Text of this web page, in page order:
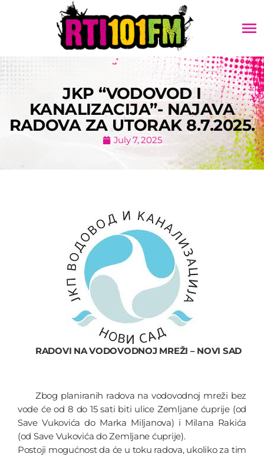
menu
JKP “VODOVOD I
KANALIZACIJA”- NAJAVA
RADOVA ZA UTORAK 8.7.2025.
July 7, 2025
RADOVI NA VODOVODNOJ MREŽI – NOVI SAD
Zbog planiranih radova na vodovodnoj mreži bez
vode će od 8 do 15 sati biti ulice Zemljane ćuprije (od
Save Vukovića do Marka Miljanova) i Milana Rakića
(od Save Vukovića do Zemljane ćuprije).
Postoji mogućnost da će u toku radova, ukoliko za tim